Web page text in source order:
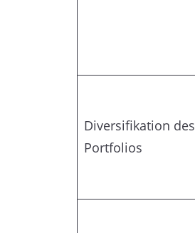
Diversifikation des
Portfolios